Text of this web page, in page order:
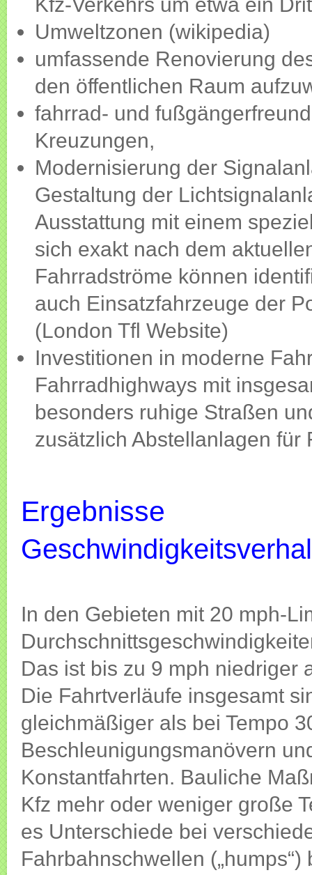
Umweltzonen (wikipedia)
umfassende Renovierung
den öffentlichen Raum
fahrrad- und
Kreuzungen,
Modernisierung der
Gestaltung der
Ausstattung mit einem
sich exakt nach dem
Fahrradströme können
auch Einsatzfahrzeuge der
(London Tfl Website)
Investitionen in moderne
Fahrradhighways mit
besonders ruhige Straßen
zusätzlich Abstellanlagen für
Ergebnisse
In den Gebieten mit 20 mph-
Das ist bis zu 9 mph niedriger
Die Fahrtverläufe insgesamt
gleichmäßiger als bei Tempo
Beschleunigungsmanövern
Konstantfahrten. Bauliche
Kfz mehr oder weniger große
es Unterschiede bei
Fahrbahnschwellen